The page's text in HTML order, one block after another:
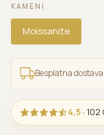
KAMENI
Moissanite
Besplatna
4,5 ·